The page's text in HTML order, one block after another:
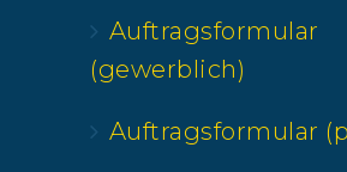
Auftragsformular
(gewerblich)
Auftragsformular